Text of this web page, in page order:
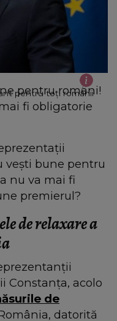
pentru toți românii
pentru români!
fi obligatorie
vești bune pentru
nu va mai fi
premierul?
de relaxare a
Constanța, acolo
de
datorită